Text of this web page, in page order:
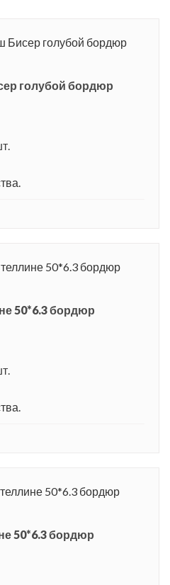
голубой бордюр
50*6.3 бордюр
50*6.3 бордюр